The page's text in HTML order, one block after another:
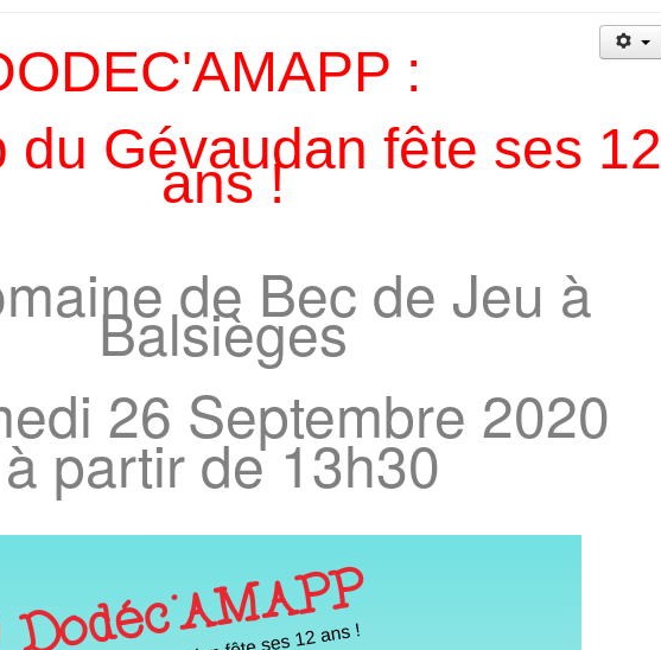
:
du Gévaudan fête ses 12
ans !
de Bec de Jeu à
Balsièges
26 Septembre 2020
à partir de 13h30